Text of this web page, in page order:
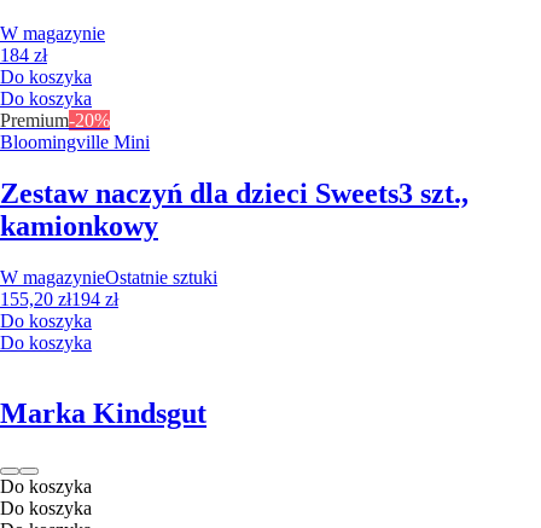
W magazynie
184 zł
Do koszyka
Do koszyka
Premium-20%
Bloomingville Mini
Zestaw naczyń dla dzieci Sweets3 szt.,
kamionkowy
W magazynieOstatnie sztuki
155,20 zł194 zł
Do koszyka
Do koszyka
Marka Kindsgut
Do koszyka
Do koszyka